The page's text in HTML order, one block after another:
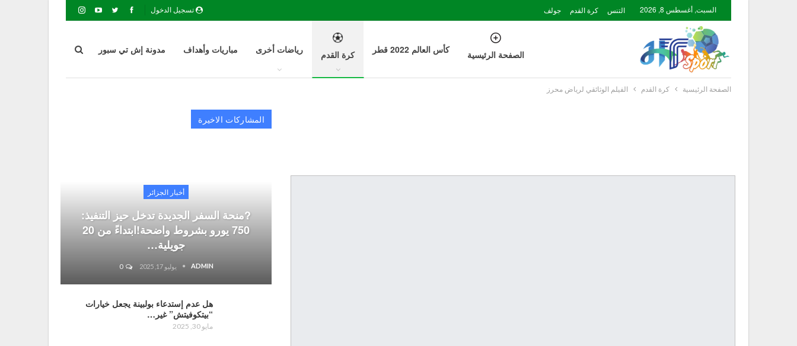
تسجيل الدخول السبت, أغسطس 8, 2026 التنس كرة القدم جولف
الصفحة الرئيسية كأس العالم 2022 قطر كرة القدم رياضات أخرى مباريات وأهداف مدونة إش تي سبور
الصفحة الرئيسية كرة القدم الفيلم الوثائقي لرياض محرز
المشاركات الاخيرة
أخبار الجزائر
?منحة السفر الجديدة تدخل حيز التنفيذ:
750 يورو بشروط واضحة!ابتداءً من 20
جويلية…
ADMIN يوليو 17, 2025 0
هل عدم إستدعاء بولبينة يجعل خيارات
“بيتكوفيتش” غير…
مايو 30, 2025